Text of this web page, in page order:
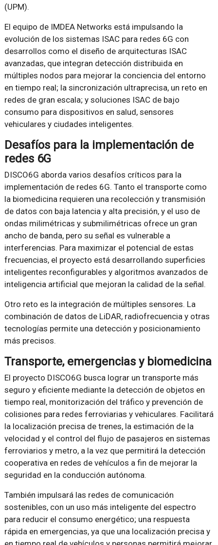
(UPM).
El equipo de IMDEA Networks está impulsando la
evolución de los sistemas ISAC para redes 6G con
desarrollos como el diseño de arquitecturas ISAC
avanzadas, que integran detección distribuida en
múltiples nodos para mejorar la conciencia del entorno
en tiempo real; la sincronización ultraprecisa, un reto en
redes de gran escala; y soluciones ISAC de bajo
consumo para dispositivos en salud, sensores
vehiculares y ciudades inteligentes.
Desafíos para la implementación de
redes 6G
DISCO6G aborda varios desafíos críticos para la
implementación de redes 6G. Tanto el transporte como
la biomedicina requieren una recolección y transmisión
de datos con baja latencia y alta precisión, y el uso de
ondas milimétricas y submilimétricas ofrece un gran
ancho de banda, pero su señal es vulnerable a
interferencias. Para maximizar el potencial de estas
frecuencias, el proyecto está desarrollando superficies
inteligentes reconfigurables y algoritmos avanzados de
inteligencia artificial que mejoran la calidad de la señal.
Otro reto es la integración de múltiples sensores. La
combinación de datos de LiDAR, radiofrecuencia y otras
tecnologías permite una detección y posicionamiento
más precisos.
Transporte, emergencias y biomedicina
El proyecto DISCO6G busca lograr un transporte más
seguro y eficiente mediante la detección de objetos en
tiempo real, monitorización del tráfico y prevención de
colisiones para redes ferroviarias y vehiculares. Facilitará
la localización precisa de trenes, la estimación de la
velocidad y el control del flujo de pasajeros en sistemas
ferroviarios y metro, a la vez que permitirá la detección
cooperativa en redes de vehículos a fin de mejorar la
seguridad en la conducción autónoma.
También impulsará las redes de comunicación
sostenibles, con un uso más inteligente del espectro
para reducir el consumo energético; una respuesta
rápida en emergencias, ya que una localización precisa y